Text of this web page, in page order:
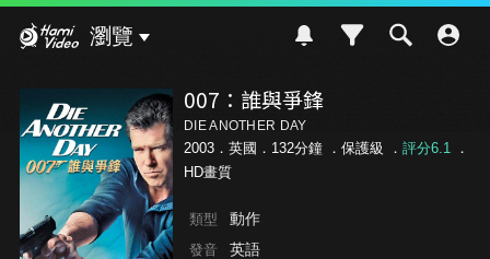
瀏覽
007：誰與爭鋒
DIE ANOTHER DAY
2003．英國．132分鐘 ． 保護級 ． 評分6.1．
HD畫質
類型 動作
發音 英語